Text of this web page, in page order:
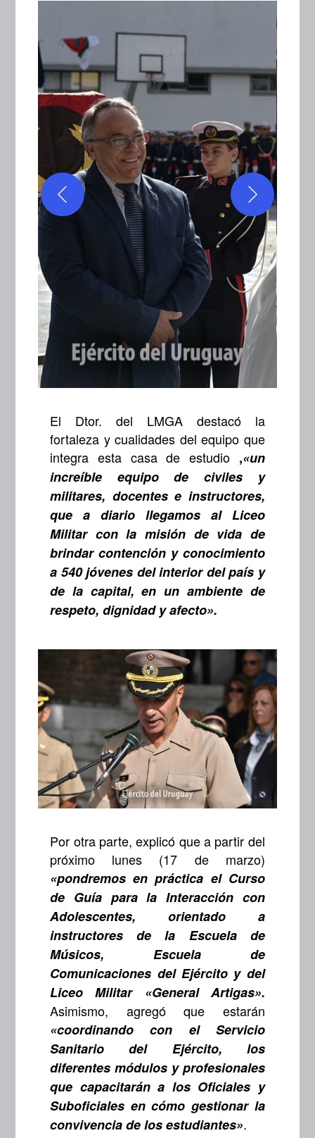
El Dtor. del LMGA destacó la
fortaleza y cualidades del equipo que
integra esta casa de estudio,«un
increíble equipo de civiles y
militares, docentes e instructores,
que a diario llegamos al Liceo
Militar con la misión de vida de
brindar contención y conocimiento
a 540 jóvenes del interior del país y
de la capital, en un ambiente de
respeto, dignidad y afecto».
Por otra parte, explicó que a partir del
próximo lunes (17 de marzo)
«pondremos en práctica el Curso
de Guía para la Interacción con
Adolescentes, orientado a
instructores de la Escuela de
Músicos, Escuela de
Comunicaciones del Ejército y del
Liceo Militar «General Artigas».
Asimismo, agregó que estarán
«coordinando con el Servicio
Sanitario del Ejército, los
diferentes módulos y profesionales
que capacitarán a los Oficiales y
Suboficiales en cómo gestionar la
convivencia de los estudiantes».